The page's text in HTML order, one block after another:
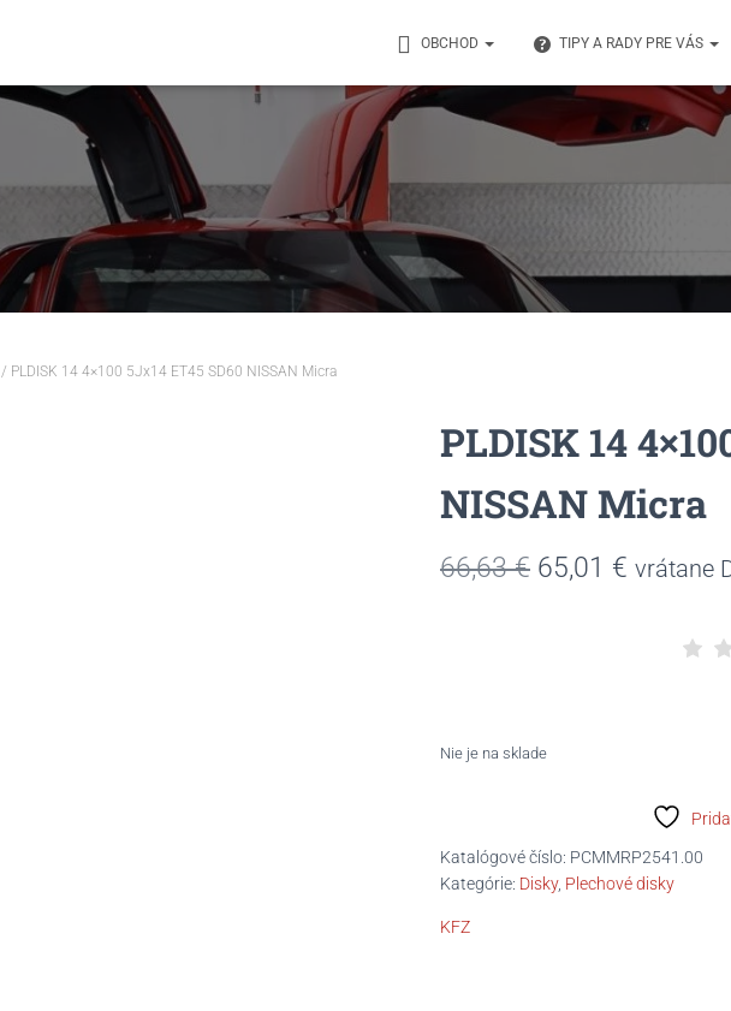
OBCHOD TIPY A RADY PRE VÁS
/ PLDISK 14 4×100 5Jx14 ET45 SD60 NISSAN Micra
PLDISK 14
NISSAN Micra
66,63€ Pôvodná
65,01 € Aktuálna
vrátane
Nie je na sklade
Katalógové číslo: PCMMRP2541.00
Kategórie: Disky, Plechové disky
KFZ